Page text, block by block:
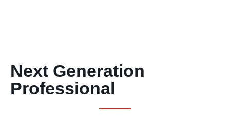
Next Generation
Professional